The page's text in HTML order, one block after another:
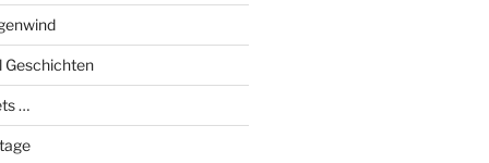
Geschichten
…